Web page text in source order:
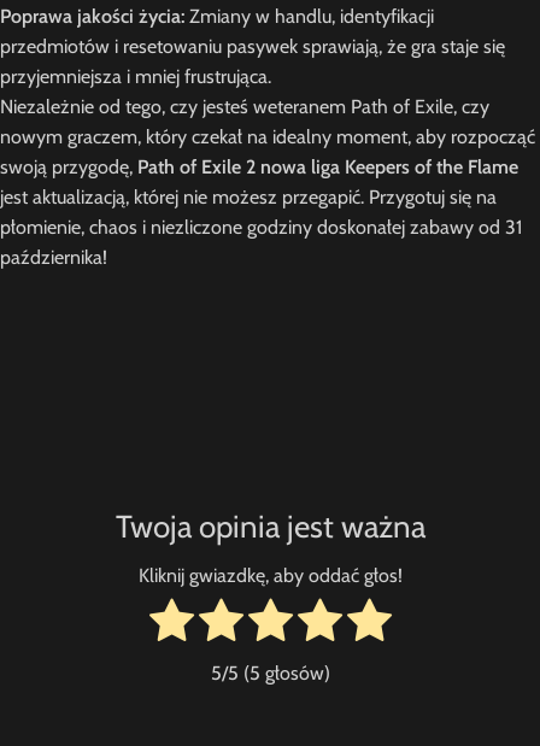
Poprawa jakości życia: Zmiany w handlu, identyfikacji
przedmiotów i resetowaniu pasywek sprawiają, że gra staje się
przyjemniejsza i mniej frustrująca.
Niezależnie od tego, czy jesteś weteranem Path of Exile, czy
nowym graczem, który czekał na idealny moment, aby rozpocząć
swoją przygodę, Path of Exile 2 nowa liga Keepers of the Flame
jest aktualizacją, której nie możesz przegapić. Przygotuj się na
płomienie, chaos i niezliczone godziny doskonałej zabawy od 31
października!
Twoja opinia jest ważna
Kliknij gwiazdkę, aby oddać głos!
5/5 (5 głosów)